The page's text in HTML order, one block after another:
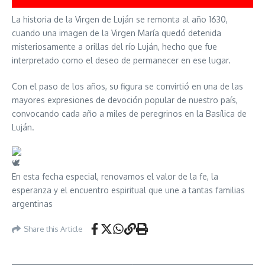
La historia de la Virgen de Luján se remonta al año 1630,
cuando una imagen de la Virgen María quedó detenida
misteriosamente a orillas del río Luján, hecho que fue
interpretado como el deseo de permanecer en ese lugar.
Con el paso de los años, su figura se convirtió en una de las
mayores expresiones de devoción popular de nuestro país,
convocando cada año a miles de peregrinos en la Basílica de
Luján.
En esta fecha especial, renovamos el valor de la fe, la
esperanza y el encuentro espiritual que une a tantas familias
argentinas
Share this Article